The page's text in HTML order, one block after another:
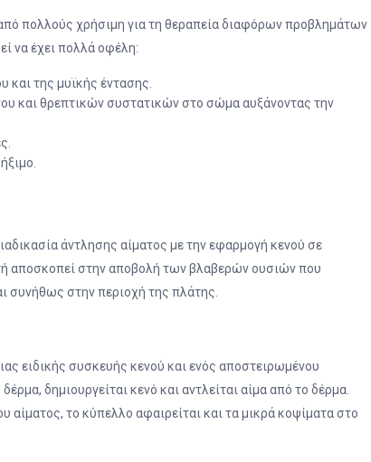
πολλούς χρήσιμη για τη θεραπεία διαφόρων προβλημάτων
να έχει πολλά οφέλη:
και της μυϊκής έντασης.
και θρεπτικών συστατικών στο σώμα αυξάνοντας την
άντλησης αίματος με την εφαρμογή κενού σε
αποσκοπεί στην αποβολή των βλαβερών ουσιών που
συνήθως στην περιοχή της πλάτης.
ειδικής συσκευής κενού και ενός αποστειρωμένου
δημιουργείται κενό και αντλείται αίμα από το δέρμα.
το κύπελλο αφαιρείται και τα μικρά κοψίματα στο